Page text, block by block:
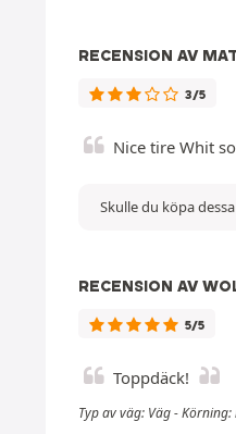
RECENSION AV
3/5
Nice tire Whit
Skulle du köpa
RECENSION AV
5/5
Toppdäck!
Typ av väg: Väg -